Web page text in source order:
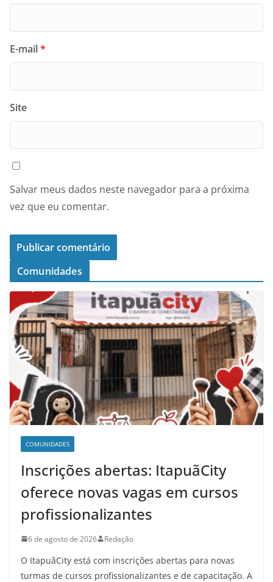
E-mail*
Site
Salvar meus dados neste navegador para a próxima
vez que eu comentar.
Comunidades
COMUNIDADES
Inscrições abertas: ItapuãCity
oferece novas vagas em cursos
profissionalizantes
6 de agosto de 2026 Redação
O ItapuãCity está com inscrições abertas para novas
turmas de cursos profissionalizantes e de capacitação. A